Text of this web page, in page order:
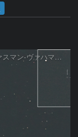
シュヴァスマン-ヴァハマン彗星 ( 29P )：2026/05/31